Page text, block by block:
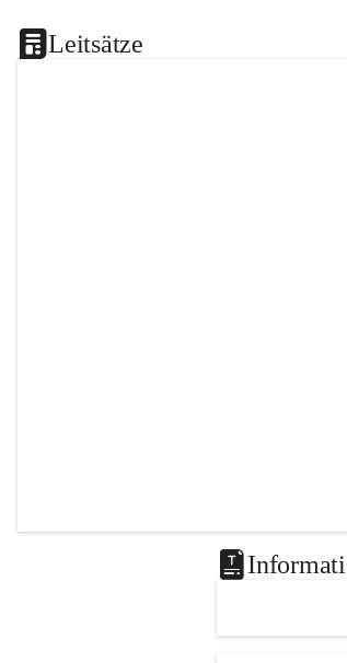
Leitsätze